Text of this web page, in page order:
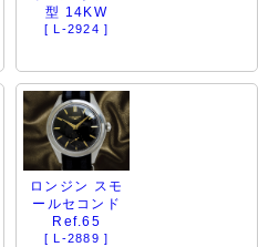
型 14KW
[ L-2924 ]
ロンジン スモ
ールセコンド
Ref.65
[ L-2889 ]